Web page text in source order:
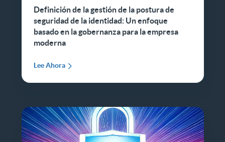
Definición de la gestión de la postura de
seguridad de la identidad: Un enfoque
basado en la gobernanza para la empresa
moderna
Lee Ahora